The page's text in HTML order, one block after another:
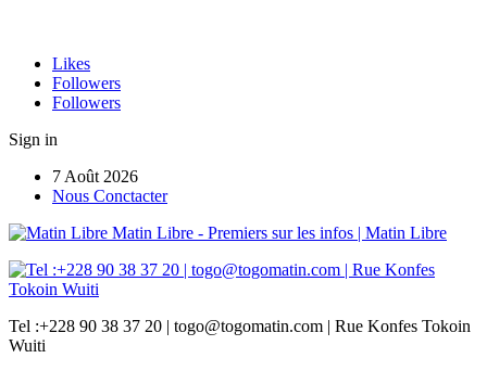
Likes
Followers
Followers
Sign in
7 Août 2026
Nous Conctacter
Matin Libre - Premiers sur les infos | Matin Libre
Tel :+228 90 38 37 20 | togo@togomatin.com | Rue Konfes Tokoin
Wuiti